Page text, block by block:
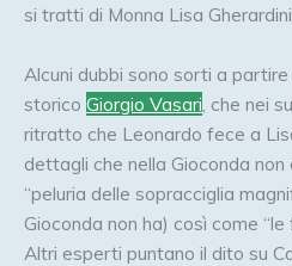
si tratti di Monna Lisa
Alcuni dubbi sono sorti a
storico Giorgio Vasari , che nei
ritratto che Leonardo fece a
dettagli che nella Gioconda
“peluria delle sopracciglia
Gioconda non ha) così come
Altri esperti puntano il dito su